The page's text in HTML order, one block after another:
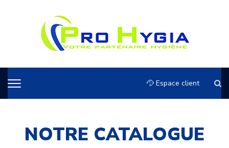
Espace client
NOTRE CATALOGUE